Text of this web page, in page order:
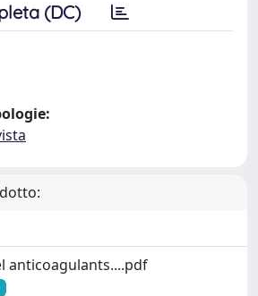
(DC)
anticoagulants....pdf